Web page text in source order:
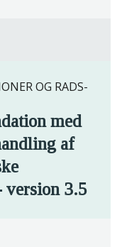
OG RADS-
med
af
version 3.5